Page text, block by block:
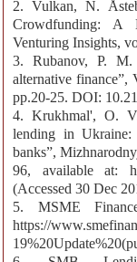
2. Vulkan, N.
Crowdfunding: A
Venturing Insights,
3. Rubanov, P. M.
alternative
pp.20-25. DOI:
4. Krukhmal', O.
lending in Ukraine:
banks”,
96, available at:
(Accessed 30 Dec
5. MSME
https://